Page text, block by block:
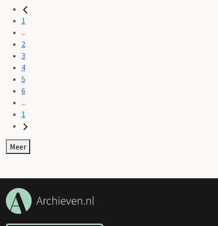
1
...
2
3
4
5
6
...
1
Meer